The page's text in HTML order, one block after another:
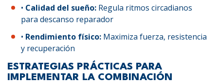
• Calidad del sueño: Regula ritmos circadianos
para descanso reparador
• Rendimiento físico: Maximiza fuerza, resistencia
y recuperación
ESTRATEGIAS PRÁCTICAS PARA
IMPLEMENTAR LA COMBINACIÓN